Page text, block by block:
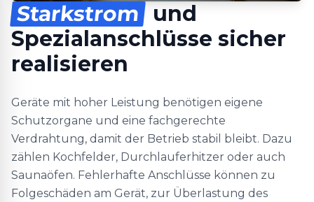
Starkstrom
und
Spezialanschlüsse sicher
realisieren
Geräte mit hoher Leistung benötigen eigene
Schutzorgane und eine fachgerechte
Verdrahtung, damit der Betrieb stabil bleibt. Dazu
zählen Kochfelder, Durchlauferhitzer oder auch
Saunaöfen. Fehlerhafte Anschlüsse können zu
Folgeschäden am Gerät, zur Überlastung des